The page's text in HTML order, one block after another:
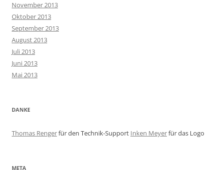
November 2013
Oktober 2013
September 2013
August 2013
Juli 2013
Juni 2013
Mai 2013
DANKE
Thomas Rengerfür den Technik-Support Inken Meyerfür das Logo
META